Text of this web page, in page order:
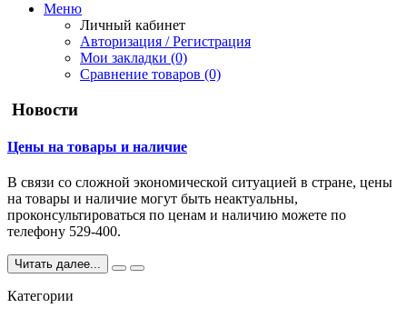
Меню
Личный кабинет
Авторизация / Регистрация
Мои закладки (0)
Сравнение товаров (0)
Новости
Цены на товары и наличие
В связи со сложной экономической ситуацией в стране, цены
на товары и наличие могут быть неактуальны,
проконсультироваться по ценам и наличию можете по
телефону 529-400.
Читать далее...
Категории